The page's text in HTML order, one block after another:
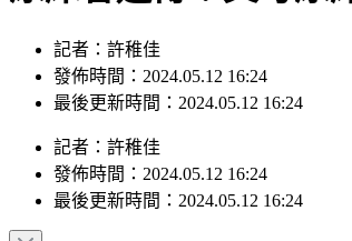
記者：許稚佳
發佈時間：2024.05.12 16:24
最後更新時間：2024.05.12 16:24
記者 ： 許稚佳
發佈時間： 2024.05.12 16:24
最後更新時間： 2024.05.12 16:24